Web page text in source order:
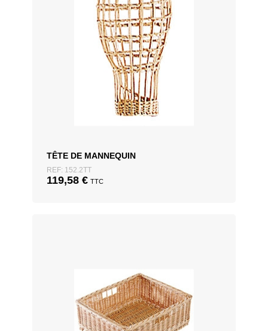
TÊTE DE MANNEQUIN
REF: 152.2TT
119,58 € TTC